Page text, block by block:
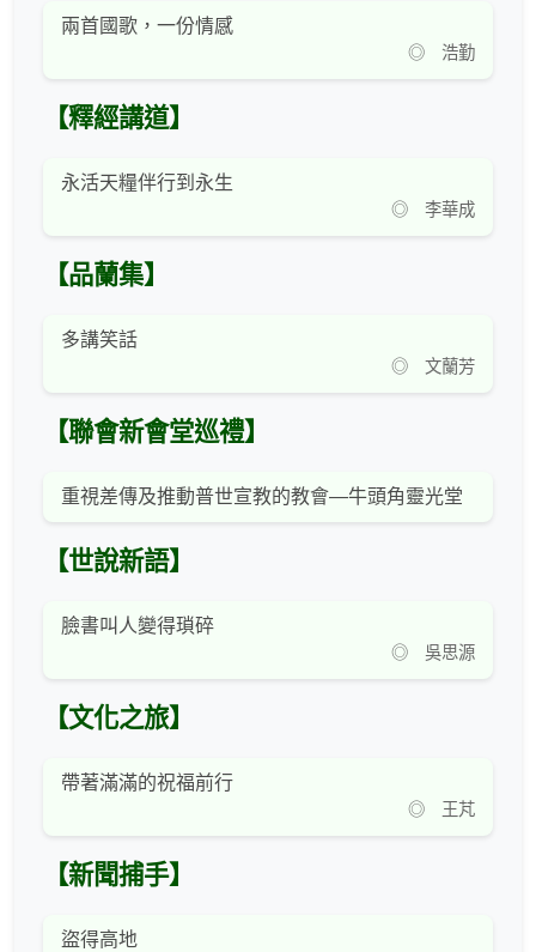
兩首國歌，一份情感
◎ 浩勤
【釋經講道】
永活天糧伴行到永生
◎ 李華成
【品蘭集】
多講笑話
◎ 文蘭芳
【聯會新會堂巡禮】
重視差傳及推動普世宣教的教會—牛頭角靈光堂
【世說新語】
臉書叫人變得瑣碎
◎ 吳思源
【文化之旅】
帶著滿滿的祝福前行
◎ 王芃
【新聞捕手】
盜得高地